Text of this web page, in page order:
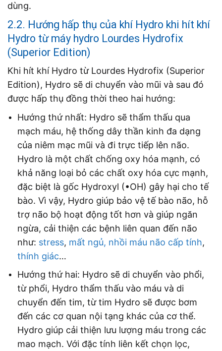
dùng.
2.2. Hướng hấp thụ của khí Hydro khi hít khí
Hydro từ máy hydro Lourdes Hydrofix
(Superior Edition)
Khi hít khí Hydro từ Lourdes Hydrofix (Superior
Edition), Hydro sẽ di chuyển vào mũi và sau đó
được hấp thụ đồng thời theo hai hướng:
Hướng thứ nhất: Hydro sẽ thẩm thấu qua
mạch máu, hệ thống dây thần kinh đa dạng
của niêm mạc mũi và đi trực tiếp lên não.
Hydro là một chất chống oxy hóa mạnh, có
khả năng loại bỏ các chất oxy hóa cực mạnh,
đặc biệt là gốc Hydroxyl (•OH) gây hại cho tế
bào. Vì vậy, Hydro giúp bảo vệ tế bào não, hỗ
trợ não bộ hoạt động tốt hơn và giúp ngăn
ngừa, cải thiện các bệnh liên quan đến não
như: stress, mất ngủ, nhồi máu não cấp tính,
thính giác…
Hướng thứ hai: Hydro sẽ di chuyển vào phổi,
từ phổi, Hydro thẩm thấu vào máu và di
chuyển đến tim, từ tim Hydro sẽ được bơm
đến các cơ quan nội tạng khác của cơ thể.
Hydro giúp cải thiện lưu lượng máu trong các
mao mạch. Với đặc tính liên kết chọn lọc,